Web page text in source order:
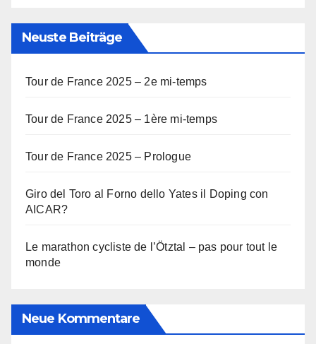
Neuste Beiträge
Tour de France 2025 – 2e mi-temps
Tour de France 2025 – 1ère mi-temps
Tour de France 2025 – Prologue
Giro del Toro al Forno dello Yates il Doping con
AICAR?
Le marathon cycliste de l’Ötztal – pas pour tout le
monde
Neue Kommentare